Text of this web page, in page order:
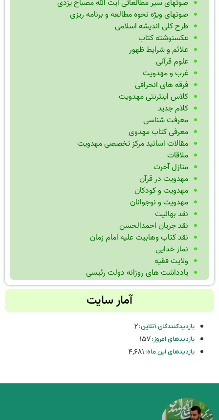
صوتهای سیر مطالعاتی آیت الله مصباح یزدی
صوتهای ویژه نحوه مطالعه و برنامه ریزی
طرح کلی اندیشه اسلامی
عکسنوشته کتاب
علائم و شرایط ظهور
علوم قرآنی
غرب و مهدویت
فرقه های انحرافی
کلاس اینترنتی مهدویت
کلام جدید
معرفت شناسی
معرفی کتاب مهدوی
مقالات اساتید مرکز تخصصی مهدویت
ملاقات
منازل آخرت
مهدویت در قرآن
مهدویت و کودکان
مهدویت و نوجوانان
نقد بهائیت
نقد جریان احمدالحسن
نقد کتاب وهابیت علیه امام زمان
نماز خدایی
ولایت فقیه
یادداشت های روزانه دولت رئیسی
آمار سایت
بازدیدکنندگان آنلاین:۲
بازدیدهای امروز:۱۵۷
بازدیدهای این ماه: ۴,۶۸۱